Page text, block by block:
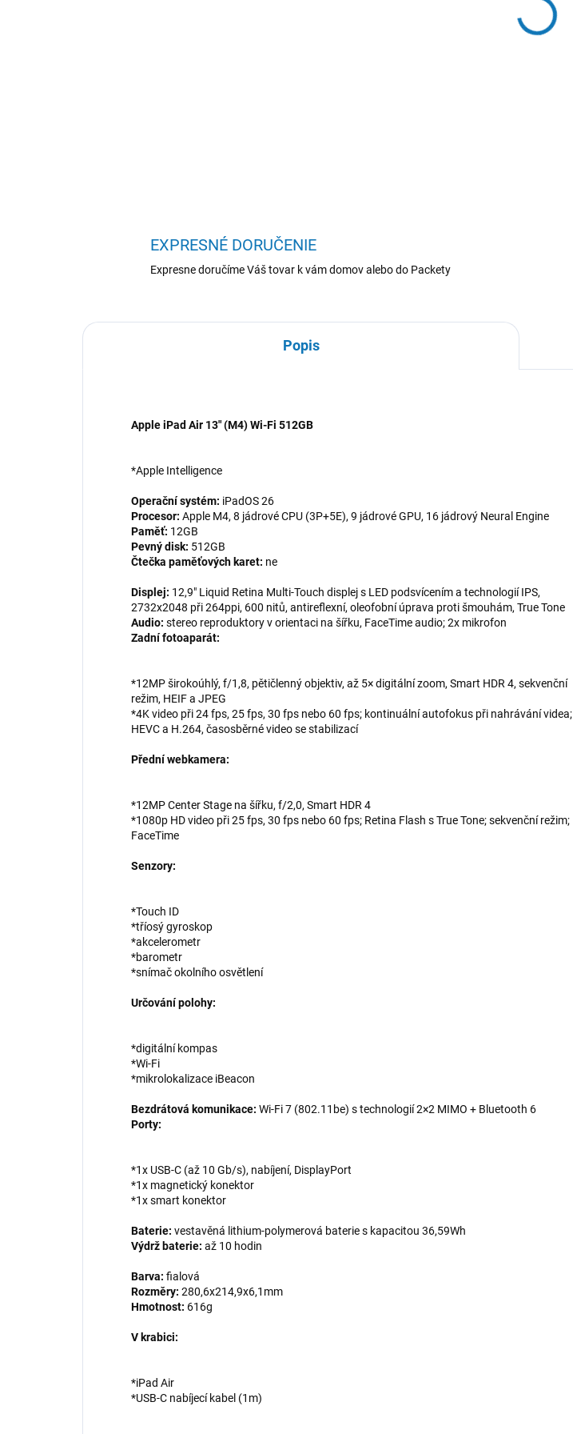
EXPRESNÉ DORUČENIE
Expresne doručíme Váš tovar k vám domov alebo do Packety
Popis
Apple iPad Air 13" (M4) Wi-Fi 512GB
*Apple Intelligence
Operační systém: iPadOS 26
Procesor: Apple M4, 8 jádrové CPU (3P+5E), 9 jádrové GPU, 16 jádrový Neural Engine
Paměť: 12GB
Pevný disk: 512GB
Čtečka paměťových karet: ne
Displej: 12,9" Liquid Retina Multi-Touch displej s LED podsvícením a technologií IPS,
2732x2048 při 264ppi, 600 nitů, antireflexní, oleofobní úprava proti šmouhám, True Tone
Audio: stereo reproduktory v orientaci na šířku, FaceTime audio; 2x mikrofon
Zadní fotoaparát:
*12MP širokoúhlý, f/1,8, pětičlenný objektiv, až 5× digitální zoom, Smart HDR 4, sekvenční
režim, HEIF a JPEG
*4K video při 24 fps, 25 fps, 30 fps nebo 60 fps; kontinuální autofokus při nahrávání videa;
HEVC a H.264, časosběrné video se stabilizací
Přední webkamera:
*12MP Center Stage na šířku, f/2,0, Smart HDR 4
*1080p HD video při 25 fps, 30 fps nebo 60 fps; Retina Flash s True Tone; sekvenční režim;
FaceTime
Senzory:
*Touch ID
*tříosý gyroskop
*akcelerometr
*barometr
*snímač okolního osvětlení
Určování polohy:
*digitální kompas
*Wi-Fi
*mikrolokalizace iBeacon
Bezdrátová komunikace: Wi-Fi 7 (802.11be) s technologií 2×2 MIMO + Bluetooth 6
Porty:
*1x USB-C (až 10 Gb/s), nabíjení, DisplayPort
*1x magnetický konektor
*1x smart konektor
Baterie: vestavěná lithium-polymerová baterie s kapacitou 36,59Wh
Výdrž baterie: až 10 hodin
Barva: fialová
Rozměry: 280,6x214,9x6,1mm
Hmotnost: 616g
V krabici:
*iPad Air
*USB-C nabíjecí kabel (1m)